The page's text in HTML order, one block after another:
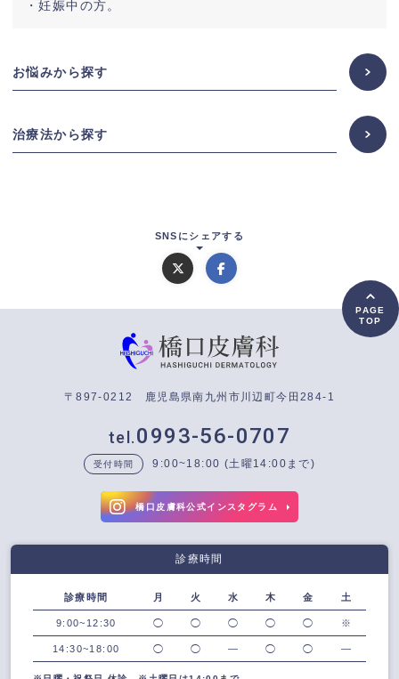
・妊娠中の方。
お悩みから探す
治療法から探す
SNSにシェアする
PAGE
TOP
〒897-0212 鹿児島県南九州市川辺町今田284-1
0993-56-0707
受付時間 9:00~18:00 (土曜14:00まで)
橋口皮膚科公式インスタグラム
診療時間
診療時間 月 火 水 木 金 土
9:00~12:30 ◯ ◯ ◯ ◯ ◯ ※
14:30~18:00 ◯ ◯ ― ◯ ◯ ―